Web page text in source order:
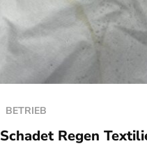
BETRIEB
Schadet Regen